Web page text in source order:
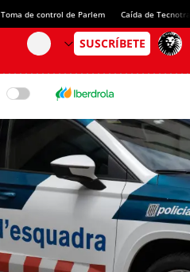
Toma de control de Parlem Caída de